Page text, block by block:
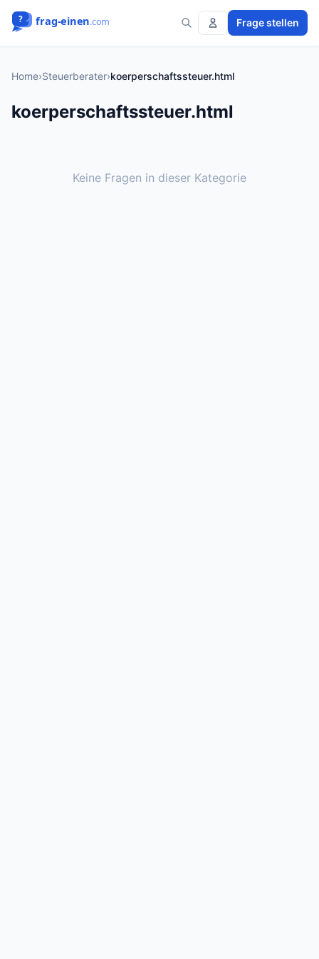
Frage stellen
Home›Steuerberater›koerperschaftssteuer.html
koerperschaftssteuer.html
Keine Fragen in dieser Kategorie